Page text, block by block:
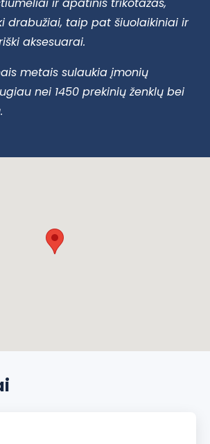
ir apatinis trikotažas,
drabužiai, taip pat šiuolaikiniai ir
aksesuarai.
metais sulaukia įmonių
nei 1450 prekinių ženklų bei